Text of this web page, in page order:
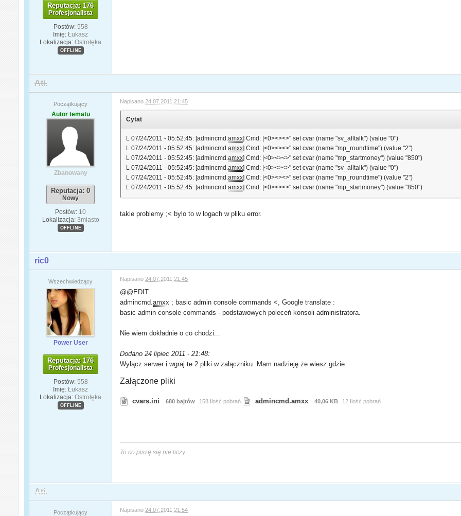
Reputacja: 176
Profesjonalista
Postów: 558
Imię: Łukasz
Lokalizacja: Ostrołęka
OFFLINE
Ati.
Początkujący
Autor tematu
Zbanowany
Reputacja: 0
Nowy
Postów: 10
Lokalizacja: 3miasto
OFFLINE
Napisano 24.07.2011 21:45
Cytat
L 07/24/2011 - 05:52:45: [admincmd.amxx] Cmd: |<0><><>" set cvar (name "sv_alltalk") (value "0")
L 07/24/2011 - 05:52:45: [admincmd.amxx] Cmd: |<0><><>" set cvar (name "mp_roundtime") (value "2")
L 07/24/2011 - 05:52:45: [admincmd.amxx] Cmd: |<0><><>" set cvar (name "mp_startmoney") (value "850")
L 07/24/2011 - 05:52:45: [admincmd.amxx] Cmd: |<0><><>" set cvar (name "sv_alltalk") (value "0")
L 07/24/2011 - 05:52:45: [admincmd.amxx] Cmd: |<0><><>" set cvar (name "mp_roundtime") (value "2")
L 07/24/2011 - 05:52:45: [admincmd.amxx] Cmd: |<0><><>" set cvar (name "mp_startmoney") (value "850")
takie problemy ;< bylo to w logach w pliku error.
ric0
Wszechwiedzący
Power User
Reputacja: 176
Profesjonalista
Postów: 558
Imię: Łukasz
Lokalizacja: Ostrołęka
OFFLINE
Napisano 24.07.2011 21:45
@@EDIT:
admincmd.amxx ; basic admin console commands <, Google translate :
basic admin console commands - podstawowych poleceń konsoli administratora.
Nie wiem dokładnie o co chodzi...
Dodano 24 lipiec 2011 - 21:48:
Wyłącz serwer i wgraj te 2 pliki w załączniku. Mam nadzieję że wiesz gdzie.
Załączone pliki
cvars.ini 680 bajtów 158 Ilość pobrań admincmd.amxx 40,06 KB 12 Ilość pobrań
To co piszę się nie liczy...
Ati.
Początkujący Napisano 24.07.2011 21:54